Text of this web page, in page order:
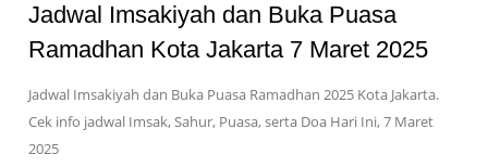
Jadwal Imsakiyah dan Buka Puasa
Ramadhan Kota Jakarta 7 Maret 2025
Jadwal Imsakiyah dan Buka Puasa Ramadhan 2025 Kota Jakarta.
Cek info jadwal Imsak, Sahur, Puasa, serta Doa Hari Ini, 7 Maret
2025